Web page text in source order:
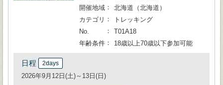
開催地域
北海道（北海道）
カテゴリ
トレッキング
No.
T01A18
年齢条件
18歳以上70歳以下参加可能
日程 2days
2026年9月12日(土)～13日(日)